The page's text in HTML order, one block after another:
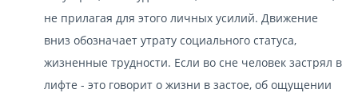
не прилагая для этого личных усилий. Движение
вниз обозначает утрату социального статуса,
жизненные трудности. Если во сне человек застрял в
лифте - это говорит о жизни в застое, об ощущении